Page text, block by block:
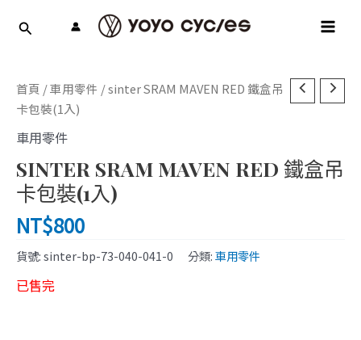
首頁 /車用零件 / sinter SRAM MAVEN RED 鐵盒吊
卡包裝(1入)
車用零件
SINTER SRAM MAVEN RED 鐵盒吊
卡包裝(1入)
NT$800
貨號:sinter-bp-73-040-041-0 分類:車用零件
已售完